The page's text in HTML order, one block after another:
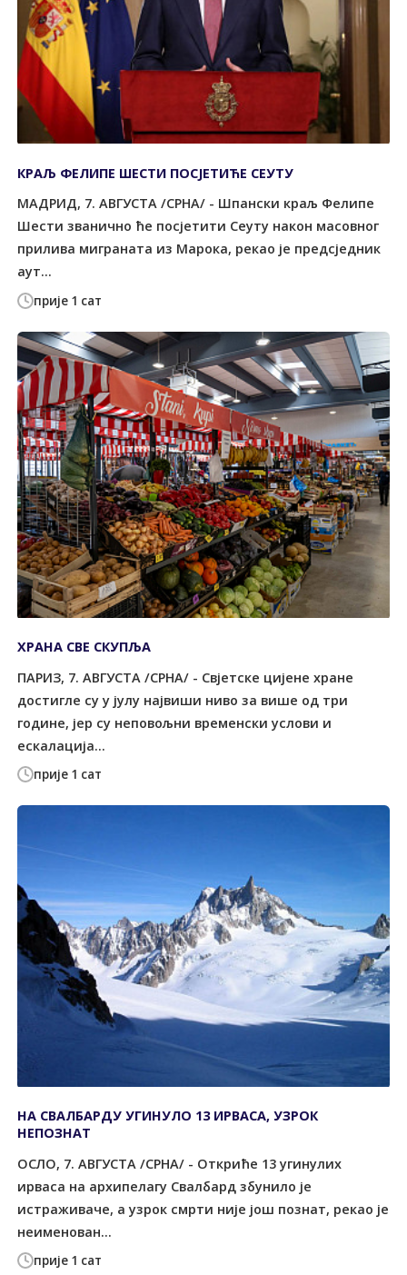
прије 1 сат
КРАЉ ФЕЛИПЕ ШЕСТИ ПОСЈЕТИЋЕ СЕУТУ
МАДРИД, 7. АВГУСТА /СРНА/ - Шпански краљ Фелипе
Шести званично ће посјетити Сеуту након масовног
прилива миграната из Марока, рекао је предсједник
аут...
прије 1 сат
ХРАНА СВЕ СКУПЉА
ПАРИЗ, 7. АВГУСТА /СРНА/ - Свјетске цијене хране
достигле су у јулу највиши ниво за више од три
године, јер су неповољни временски услови и
ескалација...
прије 1 сат
НА СВАЛБАРДУ УГИНУЛО 13 ИРВАСА, УЗРОК
НЕПОЗНАТ
ОСЛО, 7. АВГУСТА /СРНА/ - Откриће 13 угинулих
ирваса на архипелагу Свалбард збунило је
истраживаче, а узрок смрти није још познат, рекао је
неименован...